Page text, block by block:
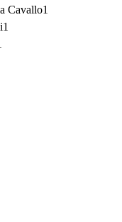
Cavallo1
1